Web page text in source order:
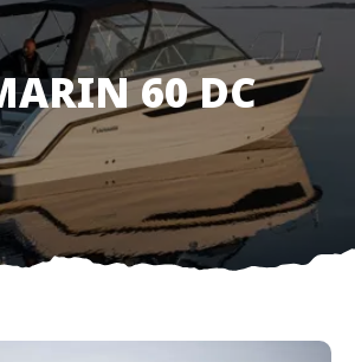
Henger
Nettbutikk
Om oss
Kontakt
60 DC